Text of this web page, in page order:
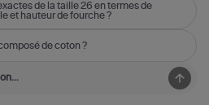
de la taille 26 en termes de
et hauteur de fourche ?
de coton ?